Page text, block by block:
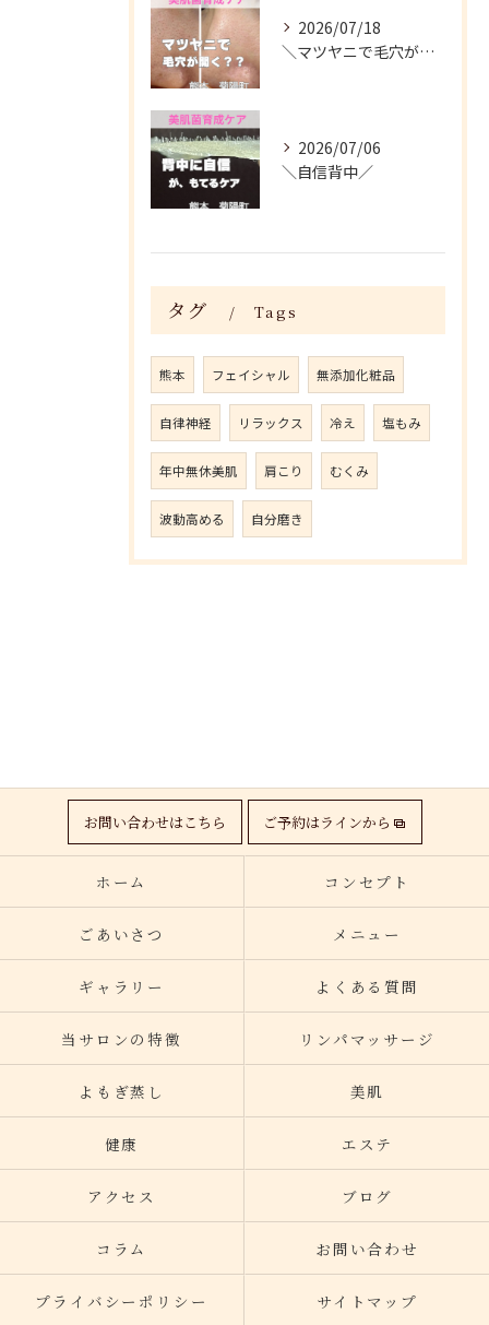
2026/07/18
＼マツヤニで毛穴が開く？／
2026/07/06
＼自信背中／
タグ Tags
熊本 フェイシャル 無添加化粧品
自律神経 リラックス 冷え 塩もみ
年中無休美肌 肩こり むくみ
波動高める 自分磨き
お問い合わせはこちら ご予約はラインから
ホーム コンセプト
ごあいさつ メニュー
ギャラリー よくある質問
当サロンの特徴 リンパマッサージ
よもぎ蒸し 美肌
健康 エステ
アクセス ブログ
コラム お問い合わせ
プライバシーポリシー サイトマップ